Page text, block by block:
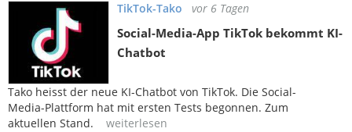
TikTok-Tako vor 6 Tagen
Social-Media-App TikTok bekommt KI-
Chatbot
Tako heisst der neue KI-Chatbot von TikTok. Die Social-
Media-Plattform hat mit ersten Tests begonnen. Zum
aktuellen Stand.
weiterlesen